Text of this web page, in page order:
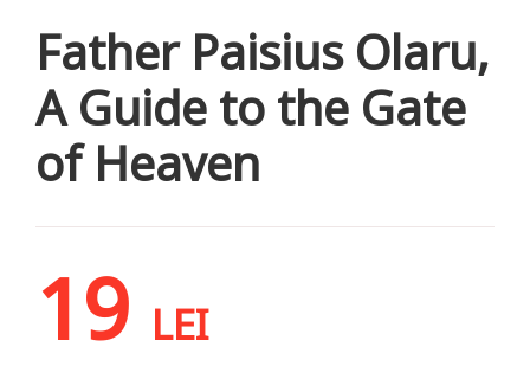
Father Paisius Olaru,
A Guide to the Gate
of Heaven
19 LEI